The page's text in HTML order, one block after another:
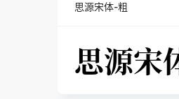
思源宋体-粗